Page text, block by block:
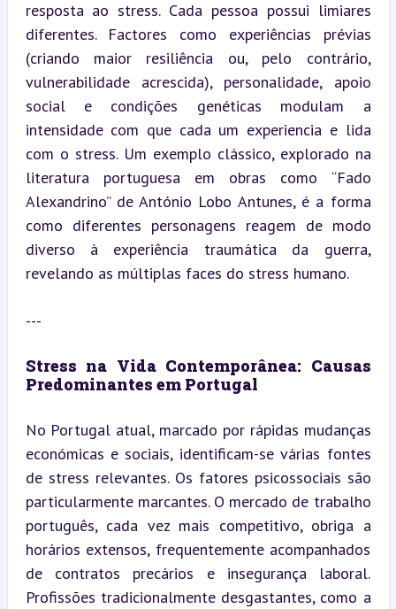
resposta ao stress. Cada pessoa possui limiares
diferentes. Factores como experiências prévias
(criando maior resiliência ou, pelo contrário,
vulnerabilidade acrescida), personalidade, apoio
social e condições genéticas modulam a
intensidade com que cada um experiencia e lida
com o stress. Um exemplo clássico, explorado na
literatura portuguesa em obras como “Fado
Alexandrino” de António Lobo Antunes, é a forma
como diferentes personagens reagem de modo
diverso à experiência traumática da guerra,
revelando as múltiplas faces do stress humano.
---
Stress na Vida Contemporânea: Causas
Predominantes em Portugal
No Portugal atual, marcado por rápidas mudanças
económicas e sociais, identificam-se várias fontes
de stress relevantes. Os fatores psicossociais são
particularmente marcantes. O mercado de trabalho
português, cada vez mais competitivo, obriga a
horários extensos, frequentemente acompanhados
de contratos precários e insegurança laboral.
Profissões tradicionalmente desgastantes, como a